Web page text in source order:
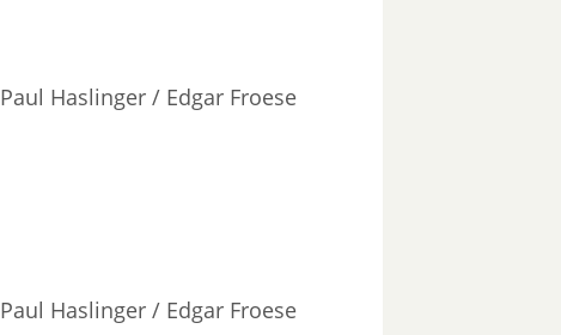
Paul Haslinger / Edgar Froese
Paul Haslinger / Edgar Froese